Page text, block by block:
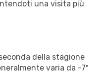
una visita più
della stagione
varia da -7º